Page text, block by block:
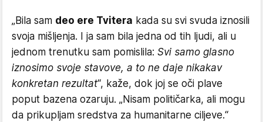
​„Bila sam deo ere Tvitera kada su svi svuda iznosili
svoja mišljenja. I ja sam bila jedna od tih ljudi, ali u
jednom trenutku sam pomislila: Svi samo glasno
iznosimo svoje stavove, a to ne daje nikakav
konkretan rezultat“, kaže, dok joj se oči plave
poput bazena ozaruju. „Nisam političarka, ali mogu
da prikupljam sredstva za humanitarne ciljeve.“